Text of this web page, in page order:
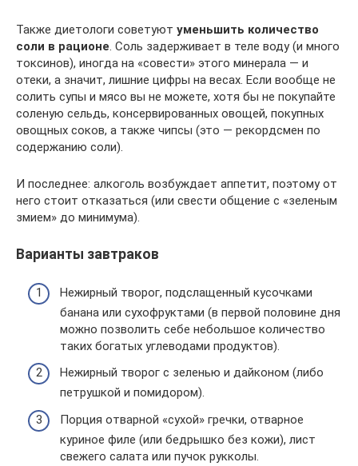
Также диетологи советуют уменьшить количество
соли в рационе. Соль задерживает в теле воду (и много
токсинов), иногда на «совести» этого минерала — и
отеки, а значит, лишние цифры на весах. Если вообще не
солить супы и мясо вы не можете, хотя бы не покупайте
соленую сельдь, консервированных овощей, покупных
овощных соков, а также чипсы (это — рекордсмен по
содержанию соли).
И последнее: алкоголь возбуждает аппетит, поэтому от
него стоит отказаться (или свести общение с «зеленым
змием» до минимума).
Варианты завтраков
Нежирный творог, подслащенный кусочками
банана или сухофруктами (в первой половине дня
можно позволить себе небольшое количество
таких богатых углеводами продуктов).
Нежирный творог с зеленью и дайконом (либо
петрушкой и помидором).
Порция отварной «сухой» гречки, отварное
куриное филе (или бедрышко без кожи), лист
свежего салата или пучок рукколы.